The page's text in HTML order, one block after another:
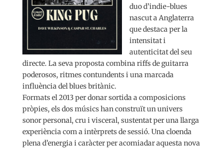
duo d’indie-blues
nascut a Anglaterra
que destaca per la
intensitat i
autenticitat del seu
directe. La seva proposta combina riffs de guitarra
poderosos, ritmes contundents i una marcada
influència del blues britànic.
Formats el 2013 per donar sortida a composicions
pròpies, els dos músics han construït un univers
sonor personal, cru i visceral, sustentat per una llarga
experiència com a intèrprets de sessió. Una cloenda
plena d’energia i caràcter per acomiadar aquesta nova